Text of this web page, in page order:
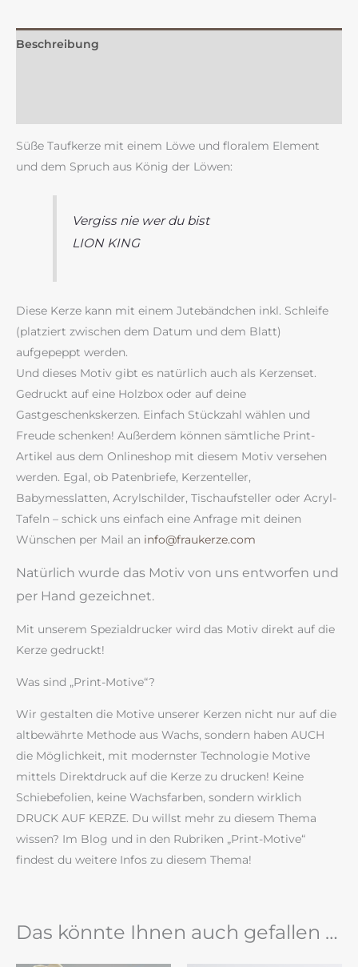
Beschreibung
Süße Taufkerze mit einem Löwe und floralem Element
und dem Spruch aus König der Löwen:
Vergiss nie wer du bist
LION KING
Diese Kerze kann mit einem Jutebändchen inkl. Schleife
(platziert zwischen dem Datum und dem Blatt)
aufgepeppt werden.
Und dieses Motiv gibt es natürlich auch als Kerzenset.
Gedruckt auf eine Holzbox oder auf deine
Gastgeschenkskerzen. Einfach Stückzahl wählen und
Freude schenken! Außerdem können sämtliche Print-
Artikel aus dem Onlineshop mit diesem Motiv versehen
werden. Egal, ob Patenbriefe, Kerzenteller,
Babymesslatten, Acrylschilder, Tischaufsteller oder Acryl-
Tafeln – schick uns einfach eine Anfrage mit deinen
Wünschen per Mail an info@fraukerze.com
Natürlich wurde das Motiv von uns entworfen und
per Hand gezeichnet.
Mit unserem Spezialdrucker wird das Motiv direkt auf die
Kerze gedruckt!
Was sind „Print-Motive“?
Wir gestalten die Motive unserer Kerzen nicht nur auf die
altbewährte Methode aus Wachs, sondern haben AUCH
die Möglichkeit, mit modernster Technologie Motive
mittels Direktdruck auf die Kerze zu drucken! Keine
Schiebefolien, keine Wachsfarben, sondern wirklich
DRUCK AUF KERZE. Du willst mehr zu diesem Thema
wissen? Im Blog und in den Rubriken „Print-Motive“
findest du weitere Infos zu diesem Thema!
Das könnte Ihnen auch gefallen …